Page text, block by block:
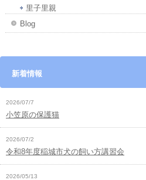
里子里親
Blog
新着情報
2026/07/7
小笠原の保護猫
2026/07/2
令和8年度稲城市犬の飼い方講習会
2026/05/13